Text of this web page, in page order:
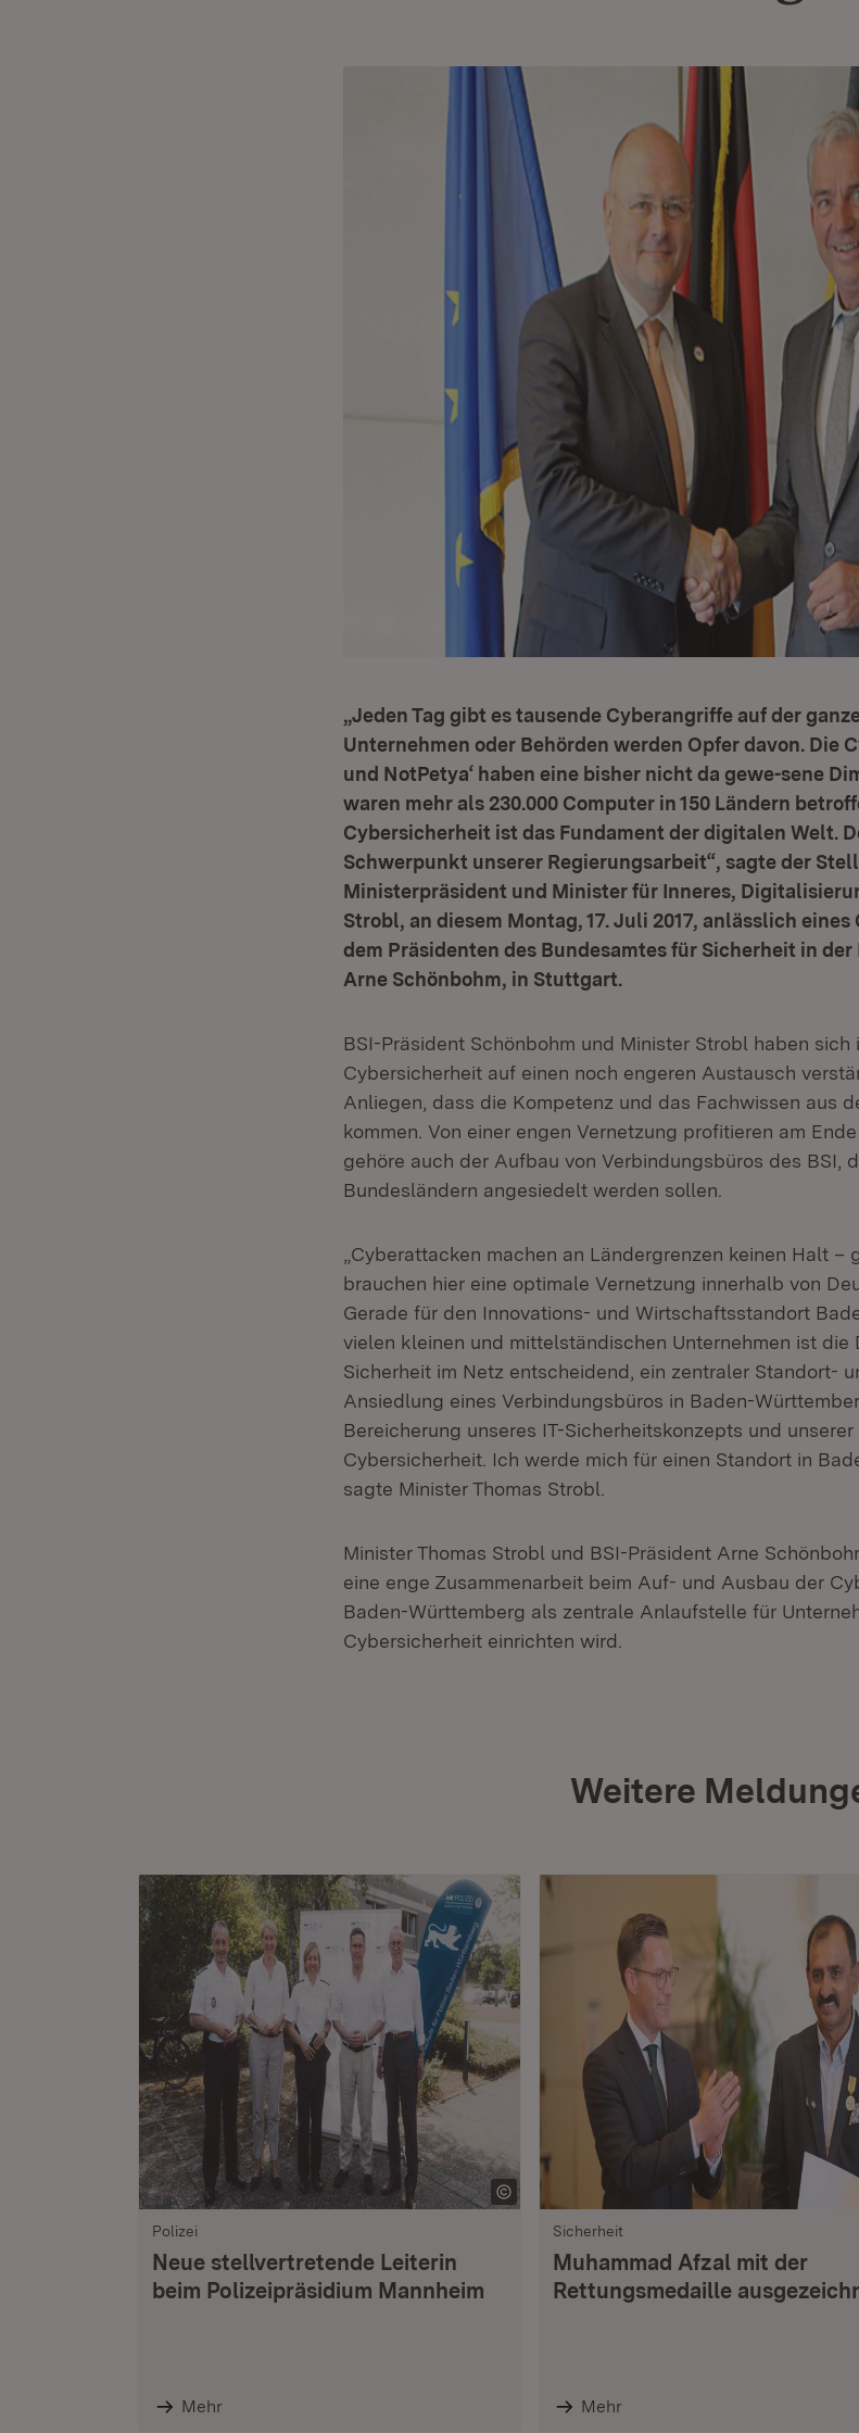
„Jeden Tag gibt es tausende Cyberangriffe auf der
Unternehmen oder Behörden werden Opfer davon. Die
und NotPetya‘ haben eine bisher nicht da gewe-sene
waren mehr als 230.000 Computer in 150 Ländern
Cybersicherheit ist das Fundament der digitalen Welt.
Schwerpunkt unserer Regierungsarbeit“, sagte der
Ministerpräsident und Minister für Inneres,
Strobl, an diesem Montag, 17. Juli 2017, anlässlich
dem Präsidenten des Bundesamtes für Sicherheit in
Arne Schönbohm, in Stuttgart.
BSI-Präsident Schönbohm und Minister Strobl haben sich
Cybersicherheit auf einen noch engeren Austausch
Anliegen, dass die Kompetenz und das Fachwissen aus
kommen. Von einer engen Vernetzung profitieren am
gehöre auch der Aufbau von Verbindungsbüros des BSI,
Bundesländern angesiedelt werden sollen.
„Cyberattacken machen an Ländergrenzen keinen Halt –
brauchen hier eine optimale Vernetzung innerhalb von
Gerade für den Innovations- und Wirtschaftsstandort
vielen kleinen und mittelständischen Unternehmen ist die
Sicherheit im Netz entscheidend, ein zentraler Standort-
Ansiedlung eines Verbindungsbüros in Baden-
Bereicherung unseres IT-Sicherheitskonzepts und
Cybersicherheit. Ich werde mich für einen Standort in
sagte Minister Thomas Strobl.
Minister Thomas Strobl und BSI-Präsident Arne
eine enge Zusammenarbeit beim Auf- und Ausbau der
Baden-Württemberg als zentrale Anlaufstelle für
Cybersicherheit einrichten wird.
Weitere
Polizei
Neue stellvertretende Leiterin
beim Polizeipräsidium Mannheim
Mehr
Sicherheit
Muhammad Afzal mit der
Rettungsmedaille
Mehr